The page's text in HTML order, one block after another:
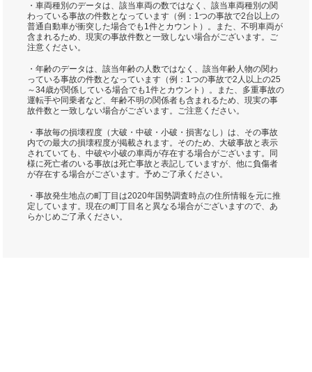
・車両種別のデータは、該当車両の数ではなく、該当車両種別の関
わっている事故の件数となっています（例：1つの事故で2台以上の
普通自動車が衝突した場合でも1件とカウント）。また、不明車両が
含まれるため、現実の事故件数と一致しない場合がございます。ご
注意ください。
・年齢のデータは、該当年齢の人数ではなく、該当年齢人物の関わ
っている事故の件数となっています（例：1つの事故で2人以上の25
～34歳が関係している場合でも1件とカウント）。また、多重事故の
運転手や同乗者など、年齢不明の関係者も含まれるため、現実の事
故件数と一致しない場合がございます。ご注意ください。
・事故毎の損壊程度（大破・中破・小破・損害なし）は、その事故
内での最大の損壊程度が掲載されます。そのため、大破事故と表示
されていても、中破や小破の車両が存在する場合がございます。同
様に死亡者のいる事故は死亡事故と表記していますが、他に負傷者
が存在する場合がございます。予めご了承ください。
・事故発生地点の町丁目は2020年国勢調査時点の住所情報を元に推
定しています。現在の町丁目名と異なる場合がございますので、あ
らかじめご了承ください。